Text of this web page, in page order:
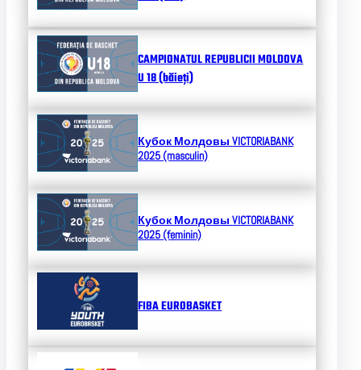
CAMPIONATUL REPUBLICII MOLDOVA
U 18 (băieți)
Кубок МолдовыVICTORIABANK
2025 (masculin)
Кубок МолдовыVICTORIABANK
2025 (feminin)
FIBA EUROBASKET